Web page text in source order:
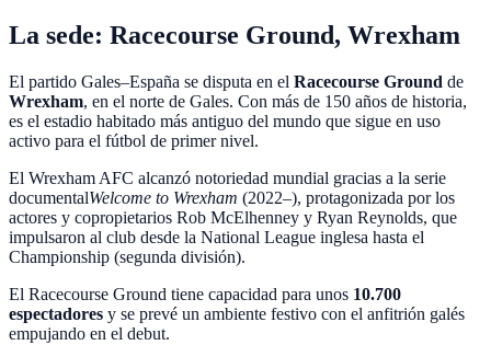
La sede: Racecourse Ground, Wrexham
El partido Gales–España se disputa en el Racecourse Ground de
Wrexham, en el norte de Gales. Con más de 150 años de historia,
es el estadio habitado más antiguo del mundo que sigue en uso
activo para el fútbol de primer nivel.
El Wrexham AFC alcanzó notoriedad mundial gracias a la serie
documentalWelcome to Wrexham (2022–), protagonizada por los
actores y copropietarios Rob McElhenney y Ryan Reynolds, que
impulsaron al club desde la National League inglesa hasta el
Championship (segunda división).
El Racecourse Ground tiene capacidad para unos 10.700
espectadores y se prevé un ambiente festivo con el anfitrión galés
empujando en el debut.